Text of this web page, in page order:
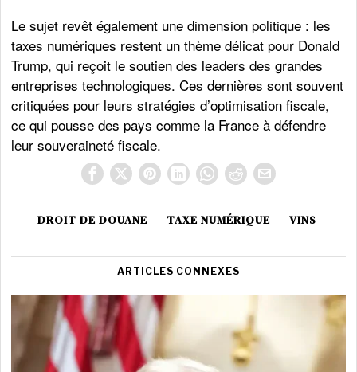
Le sujet revêt également une dimension politique : les
taxes numériques restent un thème délicat pour Donald
Trump, qui reçoit le soutien des leaders des grandes
entreprises technologiques. Ces dernières sont souvent
critiquées pour leurs stratégies d’optimisation fiscale,
ce qui pousse des pays comme la France à défendre
leur souveraineté fiscale.
DROIT DE DOUANE TAXE NUMÉRIQUE VINS
ARTICLES CONNEXES